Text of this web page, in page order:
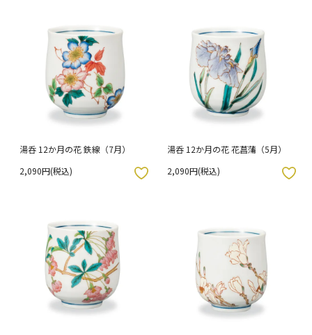
湯呑 12か月の花 鉄線（7月）
2,090円(税込)
湯呑 12か月の花 花菖蒲（5月）
2,090円(税込)
お気に入りボタン